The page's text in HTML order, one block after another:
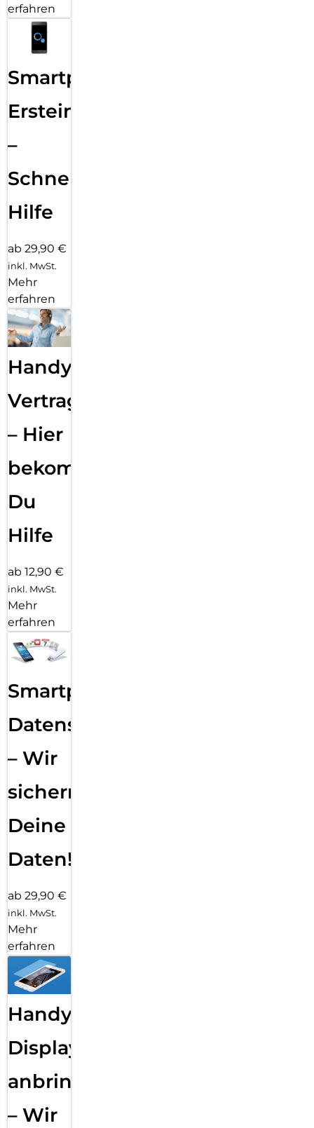
erfahren
Smartphone
Ersteinrichtung
–
Schnelle
Hilfe
ab 29,90 €
inkl. MwSt.
Mehr
erfahren
Handy
Vertragsabwicklung
– Hier
bekommst
Du
Hilfe
ab 12,90 €
inkl. MwSt.
Mehr
erfahren
Smartphone
Datensicherung
– Wir
sichern
Deine
Daten!
ab 29,90 €
inkl. MwSt.
Mehr
erfahren
Handy
Displayfolie
anbringen
– Wir